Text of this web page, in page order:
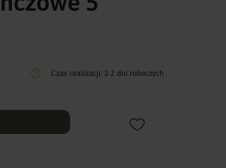
Trenerki
Czas realizacji: 1-2 dni roboczych